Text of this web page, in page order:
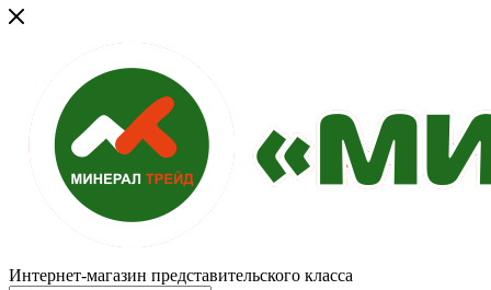
Интернет-магазин представительского класса